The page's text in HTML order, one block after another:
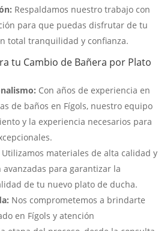
Respaldamos nuestro trabajo con
para que puedas disfrutar de tu
total tranquilidad y confianza.
tu Cambio de Bañera por Plato
Con años de experiencia en
de baños en Fígols, nuestro equipo
y la experiencia necesarios para
Utilizamos materiales de alta calidad y
para garantizar la
de tu nuevo plato de ducha.
Nos comprometemos a brindarte
en Fígols y atención